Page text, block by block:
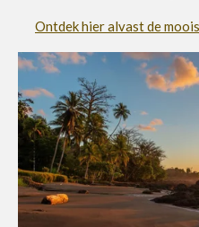
Ontdek hier alvast de